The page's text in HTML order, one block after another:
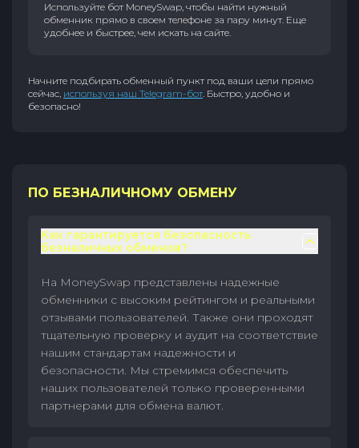
Используйте бот MoneySwap, чтобы найти нужный
обменник прямо в своем телефоне за пару минут. Еще
удобнее и быстрее, чем искать на сайте.
Начните подбирать обменный пункт под ваши цели прямо
сейчас, используя наш Telegram-бот. Быстро, удобно и
безопасно!
ПО БЕЗНАЛИЧНОМУ ОБМЕНУ
Как гарантируется безопасность
безналичных обменов?
На MoneySwap представлены надежные
обменники с высоким рейтингом и реальными
отзывами пользователей. Также они проходят
тщательную проверку и аудит на соответствие
нашим стандартам надежности и
безопасности. Мы стремимся обеспечить
наших пользователей только проверенными
партнерами для обмена валют.